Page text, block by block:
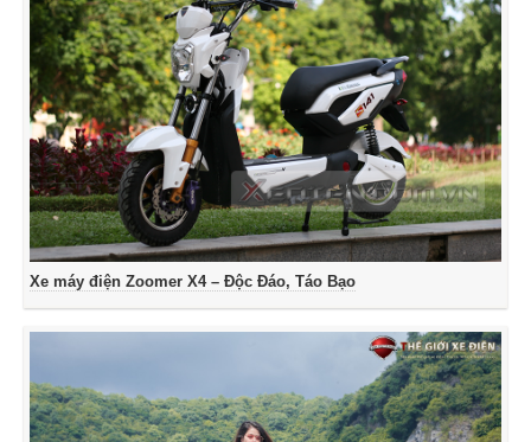
Xe máy điện Zoomer X4 – Độc Đáo, Táo Bạo